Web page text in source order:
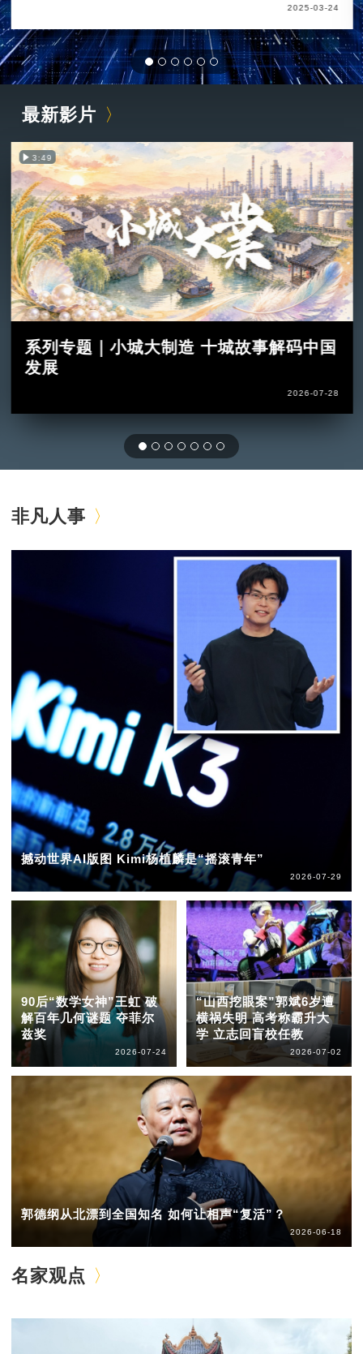
2025-03-24
最新影片
3:49
系列专题｜小城大制造 十城故事解码中国
发展
2026-07-28
非凡人事
撼动世界AI版图 Kimi杨植麟是“摇滚青年”
2026-07-29
90后“数学女神”王虹 破
解百年几何谜题 夺菲尔
兹奖
2026-07-24
“山西挖眼案”郭斌6岁遭
横祸失明 高考称霸升大
学 立志回盲校任教
2026-07-02
郭德纲从北漂到全国知名 如何让相声“复活”？
2026-06-18
名家观点